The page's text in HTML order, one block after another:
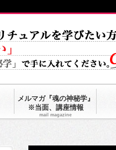
メルマガ『魂の神秘学』
※当面、講座情報
mail magazine